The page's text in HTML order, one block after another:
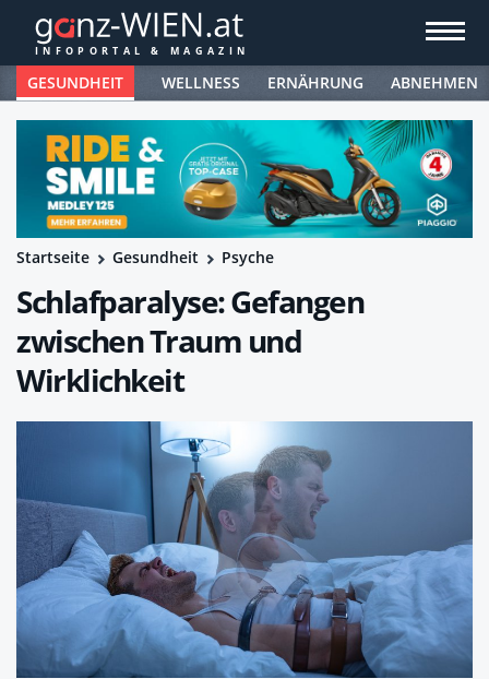
GESUNDHEIT WELLNESS ERNÄHRUNG ABNEHMEN
Startseite Gesundheit Psyche
Schlafparalyse: Gefangen
zwischen Traum und
Wirklichkeit